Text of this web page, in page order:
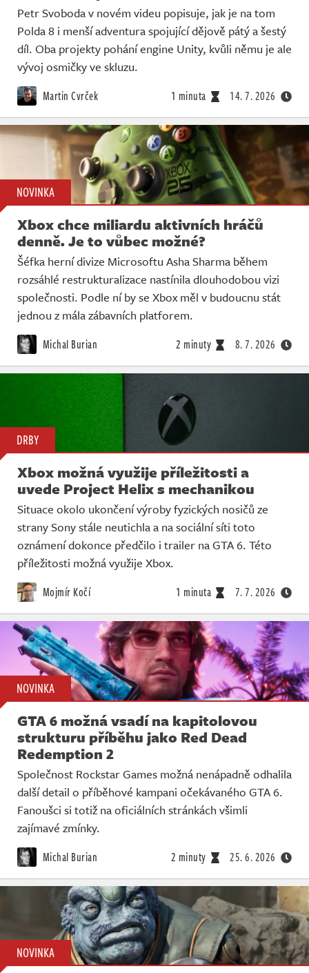
Petr Svoboda v novém videu popisuje, jak je na tom
Polda 8 i menší adventura spojující dějově pátý a šestý
díl. Oba projekty pohání engine Unity, kvůli němu je ale
vývoj osmičky ve skluzu.
Martin Cvrček 1 minuta 14. 7. 2026
NOVINKA
Xbox chce miliardu aktivních hráčů
denně. Je to vůbec možné?
Šéfka herní divize Microsoftu Asha Sharma během
rozsáhlé restrukturalizace nastínila dlouhodobou vizi
společnosti. Podle ní by se Xbox měl v budoucnu stát
jednou z mála zábavních platforem.
Michal Burian 2 minuty 8. 7. 2026
DRBY
Xbox možná využije příležitosti a
uvede Project Helix s mechanikou
Situace okolo ukončení výroby fyzických nosičů ze
strany Sony stále neutichla a na sociální síti toto
oznámení dokonce předčilo i trailer na GTA 6. Této
příležitosti možná využije Xbox.
Mojmír Kočí 1 minuta 7. 7. 2026
NOVINKA
GTA 6 možná vsadí na kapitolovou
strukturu příběhu jako Red Dead
Redemption 2
Společnost Rockstar Games možná nenápadně odhalila
další detail o příběhové kampani očekávaného GTA 6.
Fanoušci si totiž na oficiálních stránkách všimli
zajímavé zmínky.
Michal Burian 2 minuty 25. 6. 2026
NOVINKA